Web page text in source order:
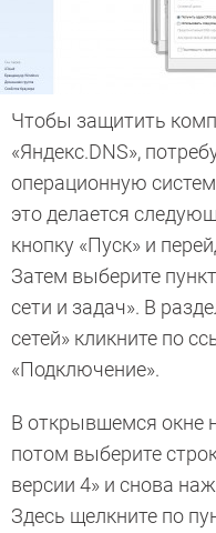
Чтобы защитить
«Яндекс.DNS»,
операционную
это делается
кнопку «Пуск» и
Затем выберите
сети и задач». В
сетей» кликните по
«Подключение».
В открывшемся окне
потом выберите
версии 4» и снова
Здесь щелкните по